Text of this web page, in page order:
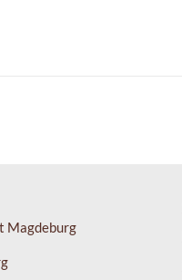
Magdeburg